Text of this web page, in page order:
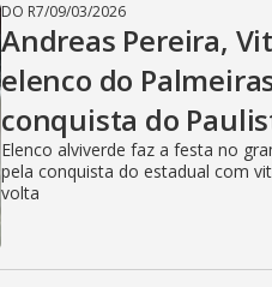
DO R7/09/03/2026
Andreas Pereira,
elenco do
conquista do
Elenco alviverde faz a festa no
pela conquista do estadual com
volta